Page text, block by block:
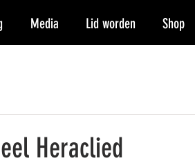
Media Lid worden Shop
Heraclied